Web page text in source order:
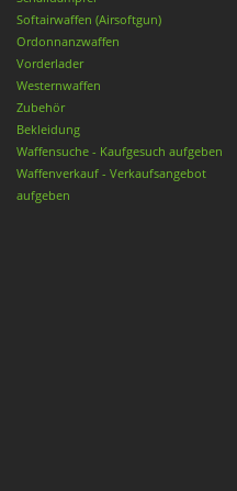
Softairwaffen (Airsoftgun)
Ordonnanzwaffen
Vorderlader
Westernwaffen
Zubehör
Bekleidung
Waffensuche - Kaufgesuch aufgeben
Waffenverkauf - Verkaufsangebot
aufgeben